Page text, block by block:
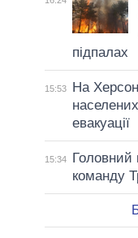
підпалах
15:53
На
евакуації
15:34
Головний
команду